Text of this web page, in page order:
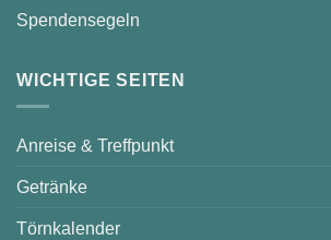
Spendensegeln
WICHTIGE SEITEN
Anreise & Treffpunkt
Getränke
Törnkalender